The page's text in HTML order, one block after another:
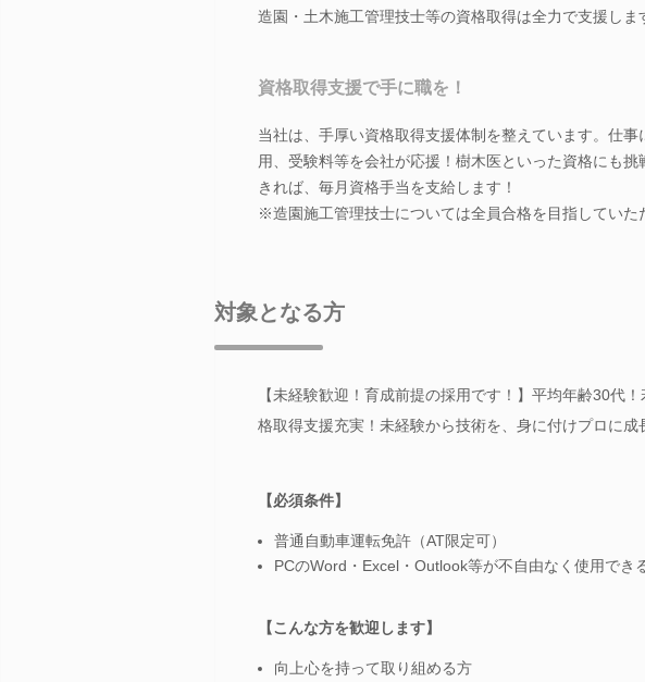
造園・土木施工管理技士等の資格取得は全力で支援しま
資格取得支援で手に職を！
当社は、手厚い資格取得支援体制を整えています。仕
用、受験料等を会社が応援！樹木医といった資格にも
きれば、毎月資格手当を支給します！
※造園施工管理技士については全員合格を目指していた
対象となる方
【未経験歓迎！育成前提の採用です！】平均年齢30
格取得支援充実！未経験から技術を、身に付けプロに成
【必須条件】
普通自動車運転免許（AT限定可）
PCのWord・Excel・Outlook等が不自由なく使用でき
【こんな方を歓迎します】
向上心を持って取り組める方